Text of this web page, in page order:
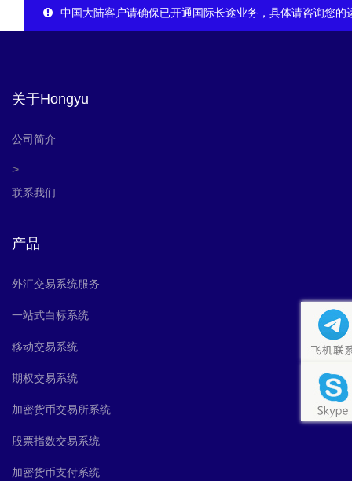
中国大陆客户请确保已开通国际长途业务，具体请咨询您的
关于Hongyu
公司简介
>
联系我们
产品
外汇交易系统服务
一站式白标系统
移动交易系统
期权交易系统
加密货币交易所系统
股票指数交易系统
加密货币支付系统